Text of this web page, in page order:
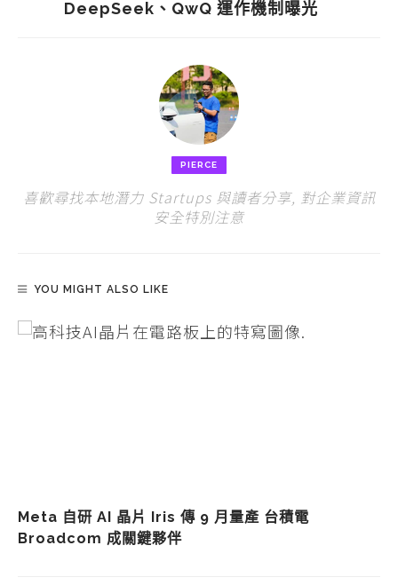
DeepSeek、QwQ 運作機制曝光
PIERCE
喜歡尋找本地潛力 Startups 與讀者分享, 對企業資訊
安全特別注意
YOU MIGHT ALSO LIKE
Meta 自研 AI 晶片 Iris 傳 9 月量產 台積電
Broadcom 成關鍵夥伴